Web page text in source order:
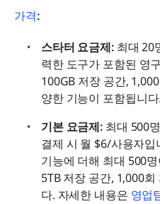
가격:
스타터 요금제: 최대 20
력한 도구가 포함된 영
100GB 저장 공간,
양한 기능이 포함됩니다.
기본 요금제: 최대 500
결제 시 월 $6/사용자
기능에 더해 최대 500
5TB 저장 공간, 1,000
다. 자세한 내용은 영업